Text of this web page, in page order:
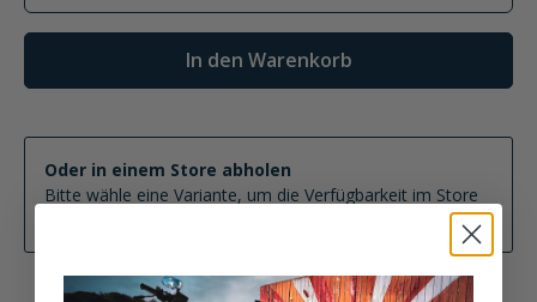
In den Warenkorb
Oder in einem Store abholen
Bitte wähle eine Variante, um die Verfügbarkeit im Store